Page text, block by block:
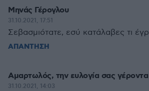
Μηνάς Γέρογλου
31.10.2021, 17:51
Σεβασμιότατε, εσύ κατάλαβες τι
ΑΠΑΝΤΗΣΗ
Αμαρτωλός, την ευλογία σας γέροντα
31.10.2021, 14:03